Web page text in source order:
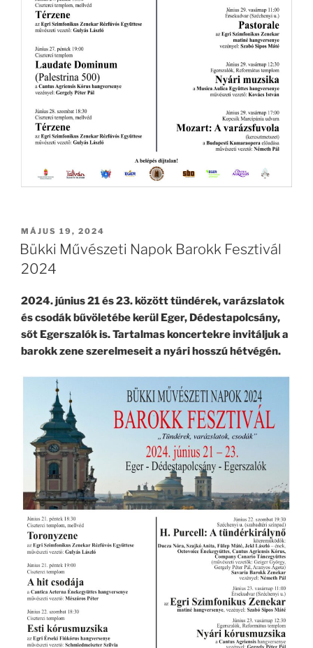
BEKÜLDVE:
MÁJUS 19, 2024
Bükki Művészeti Napok Barokk Fesztivál
2024
2024. június 21 és 23. között tündérek, varázslatok
és csodák bűvöletébe kerül Eger, Dédestapolcsány,
sőt Egerszalók is. Tartalmas koncertekre invitáljuk a
barokk zene szerelmeseit a nyári hosszú hétvégén.